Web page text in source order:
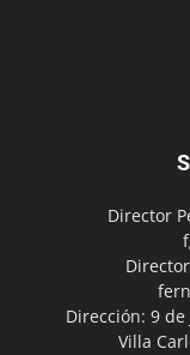
Director
Dirección: 9 de
Villa